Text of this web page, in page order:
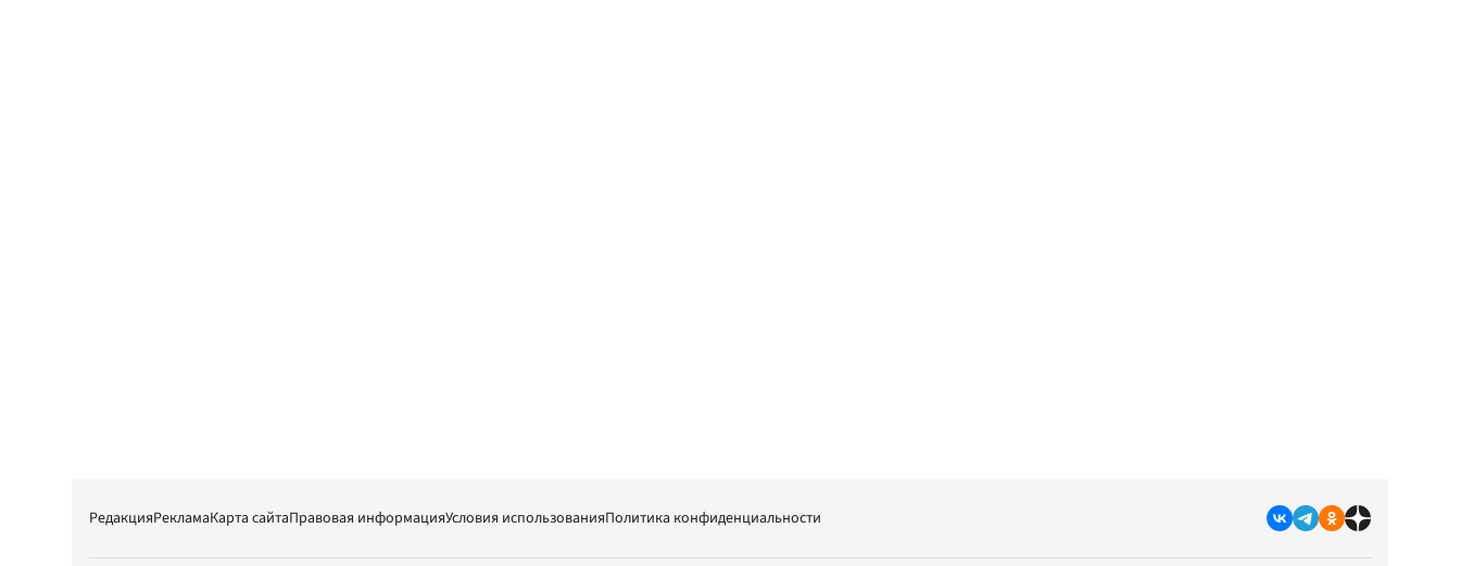
РедакцияРекламаКарта сайтаПравовая информацияУсловия использованияПолитика конфиденциальности